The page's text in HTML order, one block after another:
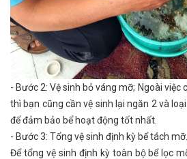
- Bước 2: Vệ sinh bỏ váng mỡ; Ngoài việc
thì bạn cũng cần vệ sinh lại ngăn 2 và
để đảm bảo bể hoạt động tốt nhất.
- Bước 3: Tổng vệ sinh định kỳ bể tách mỡ.
Để tổng vệ sinh định kỳ toàn bộ bể lọc